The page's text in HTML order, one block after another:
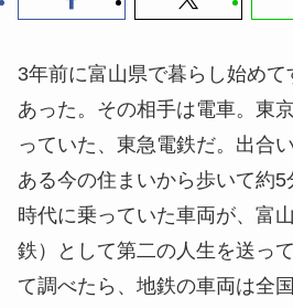
3年前に富山県で暮らし始め
あった。その相手は電車。東
っていた、東急電鉄だ。出合
ある今の住まいから歩いて約
時代に乗っていた車両が、富
鉄）として第二の人生を送っ
て調べたら、地鉄の車両は全